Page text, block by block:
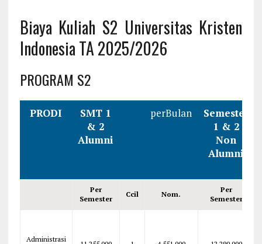
Biaya Kuliah S2 Universitas Kristen
Indonesia TA 2025/2026
PROGRAM S2
PRODI
SMT 1
& 2
Alumni
perBulan
Semester
1 & 2
Non
Alumni
Per
Semester
Ccil Nom.
Per
Semester
Administrasi